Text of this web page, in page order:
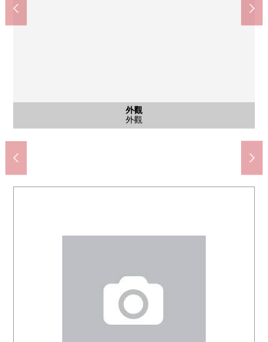
外觀
外觀
區劃圖
區劃圖
外觀
外觀
外觀
外觀
外觀
外觀
外觀
外觀
外觀
外觀
外觀
外觀
外觀
外觀
含有前面道路的外觀
前面道路
Yaoko入曾商店(約2520m)
到Yaoko入曾商店步行32分鐘
全家便利店所澤新都市店(約1140m)
到全家便利店所澤新都市店步行15分鐘
所澤市立富岡小學(約1970m)
到所澤市立富岡小學步行25分鐘
所澤市立富岡中學(約1540m)
到所澤市立富岡中學步行20分鐘